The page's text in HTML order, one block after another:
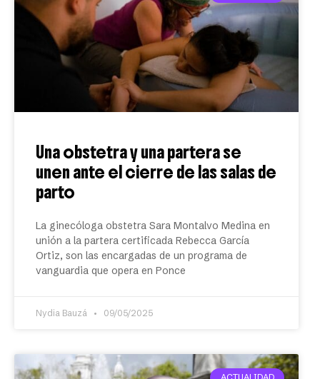
Una obstetra y una partera se
unen ante el cierre de las salas de
parto
La ginecóloga obstetra Sara Montalvo Medina en
unión a la partera certificada Rebecca García
Ortiz, son las encargadas de un programa de
vanguardia que opera en Ponce
Nydia Bauzá 09/05/2025